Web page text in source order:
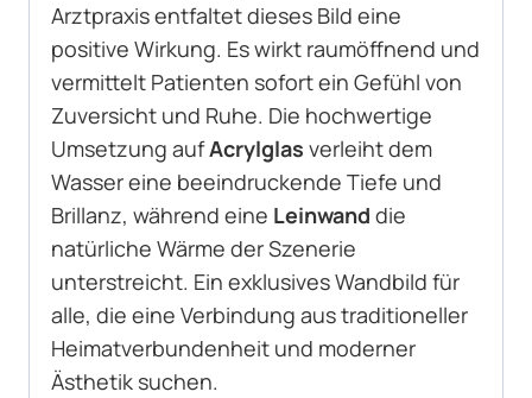
Arztpraxis entfaltet dieses Bild eine
positive Wirkung. Es wirkt raumöffnend und
vermittelt Patienten sofort ein Gefühl von
Zuversicht und Ruhe. Die hochwertige
Umsetzung aufAcrylglas verleiht dem
Wasser eine beeindruckende Tiefe und
Brillanz, während eine Leinwand die
natürliche Wärme der Szenerie
unterstreicht. Ein exklusives Wandbild für
alle, die eine Verbindung aus traditioneller
Heimatverbundenheit und moderner
Ästhetik suchen.